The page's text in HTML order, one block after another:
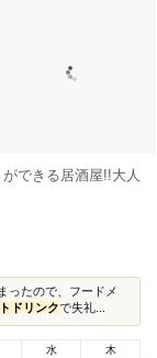
できる居酒屋!!大人
ったので、フードメ
ドリンクで失礼...
水 木